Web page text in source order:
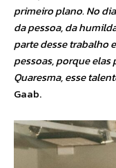
primeiro plano. No
da pessoa, da
parte desse trabalho
pessoas, porque elas
Quaresma, esse
Gaab.